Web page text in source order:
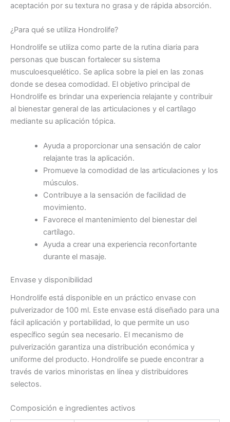
aceptación por su textura no grasa y de rápida absorción.
¿Para qué se utiliza Hondrolife?
Hondrolife se utiliza como parte de la rutina diaria para
personas que buscan fortalecer su sistema
musculoesquelético. Se aplica sobre la piel en las zonas
donde se desea comodidad. El objetivo principal de
Hondrolife es brindar una experiencia relajante y contribuir
al bienestar general de las articulaciones y el cartílago
mediante su aplicación tópica.
Ayuda a proporcionar una sensación de calor
relajante tras la aplicación.
Promueve la comodidad de las articulaciones y los
músculos.
Contribuye a la sensación de facilidad de
movimiento.
Favorece el mantenimiento del bienestar del
cartílago.
Ayuda a crear una experiencia reconfortante
durante el masaje.
Envase y disponibilidad
Hondrolife está disponible en un práctico envase con
pulverizador de 100 ml. Este envase está diseñado para una
fácil aplicación y portabilidad, lo que permite un uso
específico según sea necesario. El mecanismo de
pulverización garantiza una distribución económica y
uniforme del producto. Hondrolife se puede encontrar a
través de varios minoristas en línea y distribuidores
selectos.
Composición e ingredientes activos